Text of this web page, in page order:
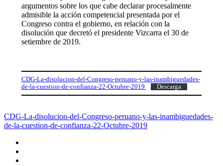
argumentos sobre los que cabe declarar procesalmente
admisible la acción competencial presentada por el
Congreso contra el gobierno, en relación con la
disolución que decretó el presidente Vizcarra el 30 de
setiembre de 2019.
CDG-La-disolucion-del-Congreso-peruano-y-las-inambiguedades-
de-la-cuestion-de-confianza-22-Octubre-2019
Descarga
CDG-La-disolucion-del-Congreso-peruano-y-las-inambiguedades-
de-la-cuestion-de-confianza-22-Octubre-2019